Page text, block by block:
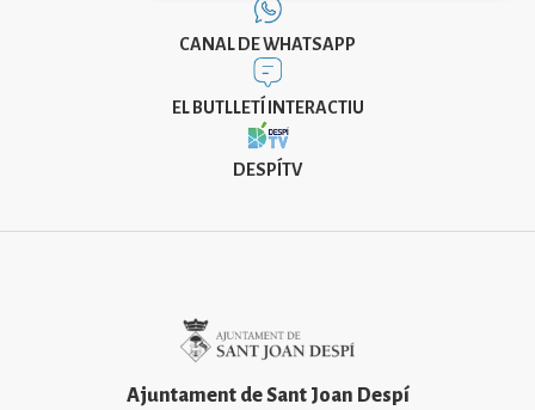
CANAL DE WHATSAPP
EL BUTLLETÍ INTERACTIU
DESPÍTV
Ajuntament de Sant Joan Despí